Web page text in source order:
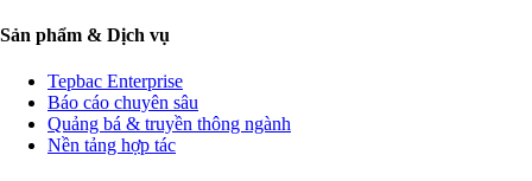
Sản phẩm & Dịch vụ
Tepbac Enterprise
Báo cáo chuyên sâu
Quảng bá & truyền thông ngành
Nền tảng hợp tác